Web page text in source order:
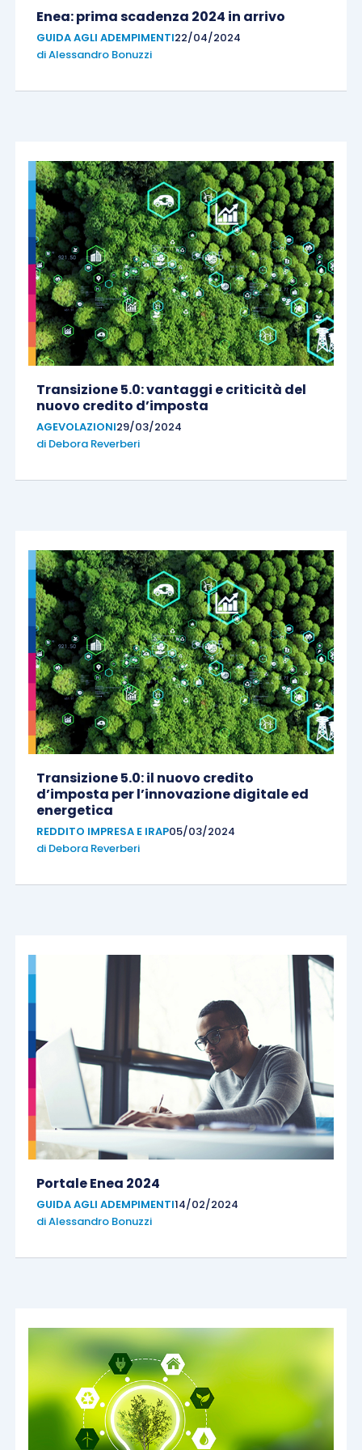
Enea: prima scadenza 2024 in arrivo
GUIDA AGLI ADEMPIMENTI22/04/2024
diAlessandro Bonuzzi
Transizione 5.0: vantaggi e criticità del
nuovo credito d’imposta
AGEVOLAZIONI29/03/2024
di Debora Reverberi
Transizione 5.0: il nuovo credito
d’imposta per l’innovazione digitale ed
energetica
REDDITO IMPRESA E IRAP05/03/2024
di Debora Reverberi
Portale Enea 2024
GUIDA AGLI ADEMPIMENTI14/02/2024
diAlessandro Bonuzzi